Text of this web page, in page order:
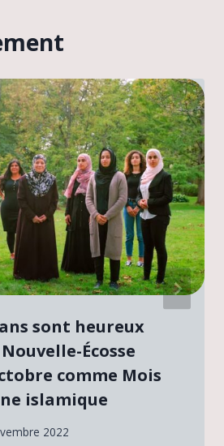
sont heureux
Écosse
comme Mois
islamique
2022